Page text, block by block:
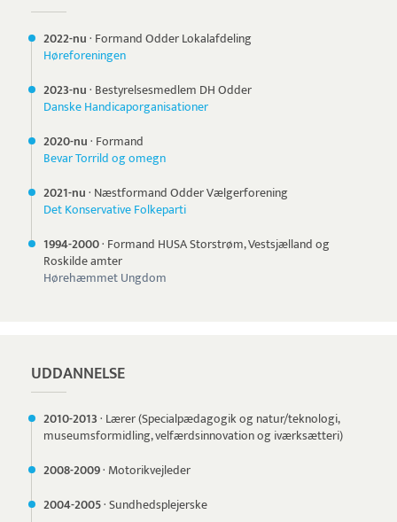
2022-nu· Formand Odder Lokalafdeling
Høreforeningen
2023-nu· Bestyrelsesmedlem DH Odder
Danske Handicaporganisationer
2020-nu· Formand
Bevar Torrild og omegn
2021-nu· Næstformand Odder Vælgerforening
Det Konservative Folkeparti
1994-2000· Formand HUSA Storstrøm, Vestsjælland og
Roskilde amter
Hørehæmmet Ungdom
UDDANNELSE
2010-2013· Lærer (Specialpædagogik og natur/teknologi,
museumsformidling, velfærdsinnovation og iværksætteri)
2008-2009· Motorikvejleder
2004-2005·Sundhedsplejerske